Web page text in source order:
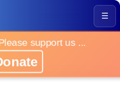
☰
support us ...